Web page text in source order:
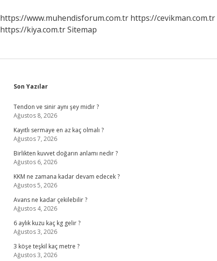
https://www.muhendisforum.com.tr https://cevikman.com.tr
https://kiya.com.trSitemap
Sidebar
Son Yazılar
Tendon ve sinir aynı şey midir ?
Ağustos 8, 2026
Kayıtlı sermaye en az kaç olmalı ?
Ağustos 7, 2026
Birlikten kuvvet doğarın anlamı nedir ?
Ağustos 6, 2026
KKM ne zamana kadar devam edecek ?
Ağustos 5, 2026
Avans ne kadar çekilebilir ?
Ağustos 4, 2026
6 aylık kuzu kaç kg gelir ?
Ağustos 3, 2026
3 köşe teşkil kaç metre ?
Ağustos 3, 2026